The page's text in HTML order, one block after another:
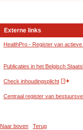
Externe links
HealthPro - Register van
Publicaties in het Belgisch
Check inhoudingsplicht
Centraal register van
Naar boven Terug